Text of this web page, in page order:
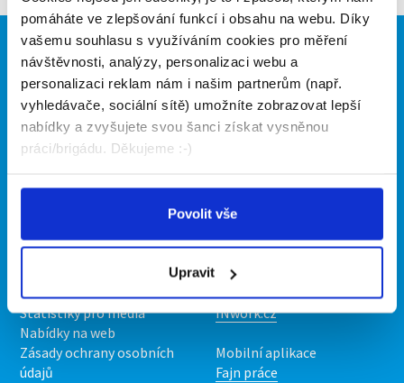
pomáháte ve zlepšování funkcí i obsahu na webu. Díky
vašemu souhlasu s využíváním cookies pro měření
návštěvnosti, analýzy, personalizaci webu a
personalizaci reklam nám i našim partnerům (např.
vyhledávače, sociální sítě) umožníte zobrazovat lepší
nabídky a zvyšujete svou šanci získat vysněnou
práci/brigádu. Děkujeme :-)
Povolit vše
Upravit
Brigádníci
Články
Hledané brigády
Firmy
Vložit inzerát
Ceník
Propagace
O portálu
Kontakt
O nás
Upravit předvolby cookies
Statistiky pro média
Nabídky na web
Zásady ochrany osobních
údajů
Fajn brigády
Nabídka práce z celé ČR
INwork.cz
Mobilní aplikace
Fajn práce